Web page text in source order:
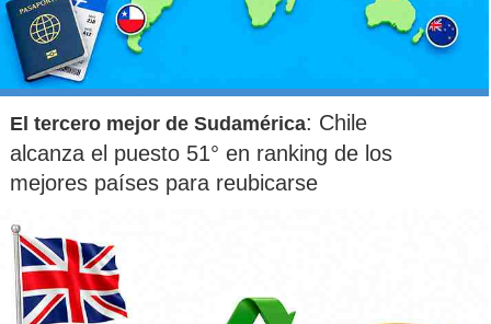
El tercero mejor de Sudamérica: Chile
alcanza el puesto 51° en ranking de los
mejores países para reubicarse